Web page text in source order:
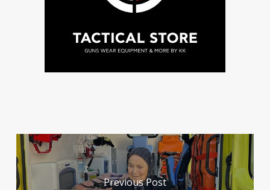
Previous Post